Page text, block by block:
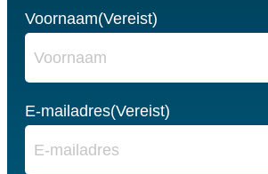
Voornaam(Vereist)
E-mailadres(Vereist)